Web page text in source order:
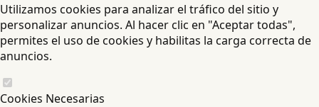
Utilizamos cookies para analizar el tráfico del sitio y
personalizar anuncios. Al hacer clic en "Aceptar todas",
permites el uso de cookies y habilitas la carga correcta de
anuncios.
Cookies Necesarias